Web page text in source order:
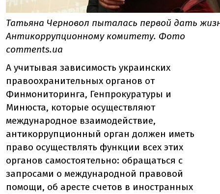
Татьяна Черновол пыталась первой дать
Антикоррупционному комитету. Фото
comments.ua
А учитывая зависимость украинских
правоохранительных органов от
Финмониторинга, Генпрокуратуры и
Минюста, которые осуществляют
международное взаимодействие,
антикоррупционный орган должен иметь
право осуществлять функции всех этих
органов самостоятельно: обращаться с
запросами о международной правовой
помощи, об аресте счетов в иностранных